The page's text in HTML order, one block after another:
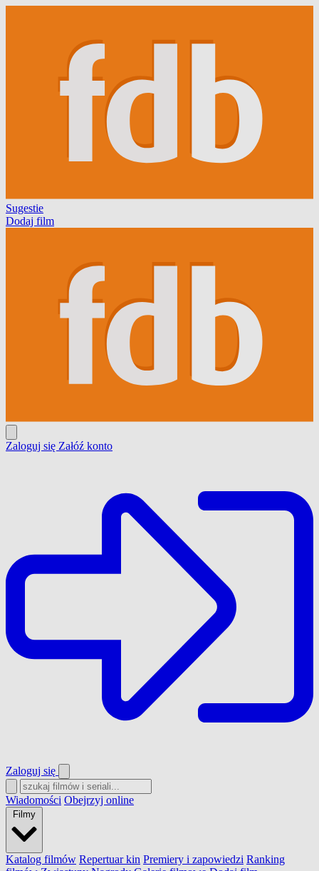
Sugestie
Dodaj film
Zaloguj się Załóź konto
Zaloguj się
Wiadomości Obejrzyj online
Filmy
Katalog filmów Repertuar kin Premiery i zapowiedzi Ranking